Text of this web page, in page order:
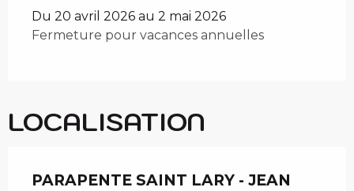
Du 20 avril 2026 au 2 mai 2026
Fermeture pour vacances annuelles
LOCALISATION
PARAPENTE SAINT LARY - JEAN